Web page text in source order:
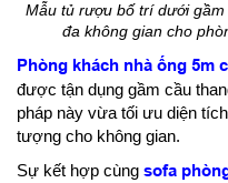
Mẫu tủ rượu bố trí dưới
đa không gian cho
Phòng khách nhà ống 5m
được tận dụng gầm cầu
pháp này vừa tối ưu diện
tượng cho không gian.
Sự kết hợp cùng sofa